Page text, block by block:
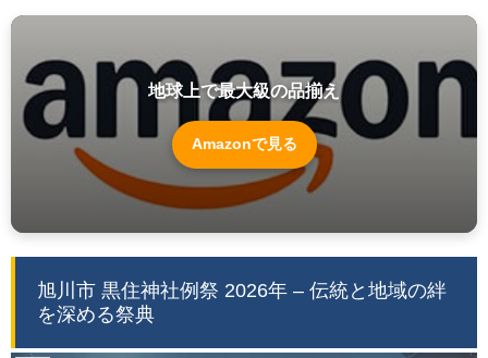
地球上で最大級の品揃え
Amazonで見る
旭川市 黒住神社例祭 2026年 – 伝統と地域の絆
を深める祭典